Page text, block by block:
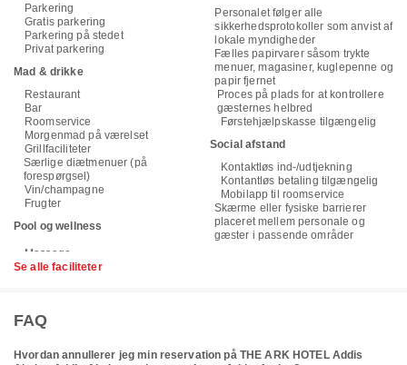
Parkering
Gratis parkering
Parkering på stedet
Privat parkering
Mad & drikke
Restaurant
Bar
Roomservice
Morgenmad på værelset
Grillfaciliteter
Særlige diætmenuer (på
forespørgsel)
Vin/champagne
Frugter
Pool og wellness
Personalet følger alle
sikkerhedsprotokoller som anvist af
lokale myndigheder
Fælles papirvarer såsom trykte
menuer, magasiner, kuglepenne og
papir fjernet
Proces på plads for at kontrollere
gæsternes helbred
Førstehjælpskasse tilgængelig
Social afstand
Kontaktløs ind-/udtjekning
Kontantløs betaling tilgængelig
Mobilapp til roomservice
Skærme eller fysiske barrierer
placeret mellem personale og
gæster i passende områder
Se alle faciliteter
FAQ
Hvordan annullerer jeg min reservation på THE ARK HOTEL Addis